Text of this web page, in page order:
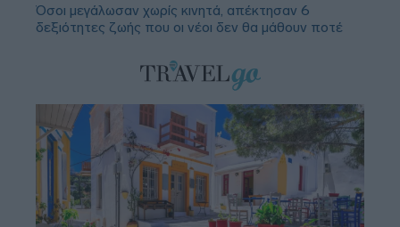
Όσοι μεγάλωσαν χωρίς κινητά, απέκτησαν 6
δεξιότητες ζωής που οι νέοι δεν θα μάθουν ποτέ